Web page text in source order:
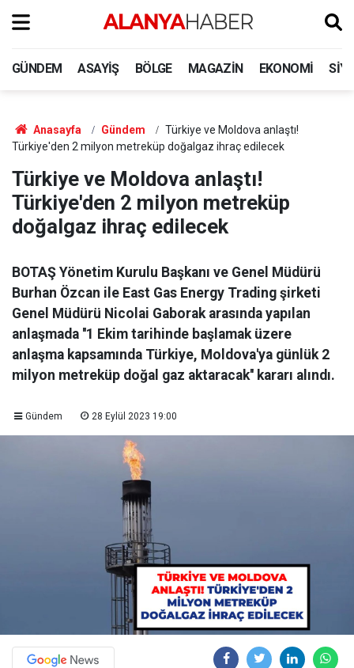
GÜNDEM ASAYIŞ BÖLGE MAGAZIN EKONOMI
Anasayfa Gündem
Türkiye ve Moldova anlaştı!
Türkiye'den 2 milyon metreküp doğalgaz ihraç edilecek
Türkiye ve Moldova anlaştı!
Türkiye'den 2 milyon metreküp
doğalgaz ihraç edilecek
BOTAŞ Yönetim Kurulu Başkanı ve Genel Müdürü
Burhan Özcan ile East Gas Energy Trading şirketi
Genel Müdürü Nicolai Gaborak arasında yapılan
anlaşmada ''1 Ekim tarihinde başlamak üzere
anlaşma kapsamında Türkiye, Moldova'ya günlük 2
milyon metreküp doğal gaz aktaracak'' kararı alındı.
Gündem 28 Eylül 2023 19:00